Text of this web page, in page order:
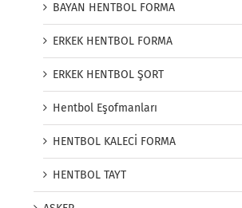
BAYAN HENTBOL FORMA
ERKEK HENTBOL FORMA
ERKEK HENTBOL ŞORT
Hentbol Eşofmanları
HENTBOL KALECİ FORMA
HENTBOL TAYT